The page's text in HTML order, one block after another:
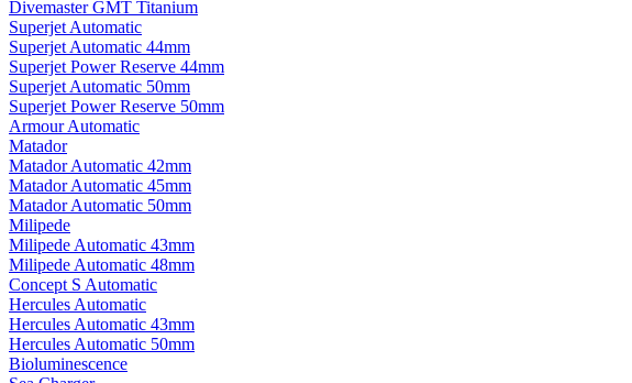
Divemaster GMT Titanium
Superjet Automatic
Superjet Automatic 44mm
Superjet Power Reserve 44mm
Superjet Automatic 50mm
Superjet Power Reserve 50mm
Armour Automatic
Matador
Matador Automatic 42mm
Matador Automatic 45mm
Matador Automatic 50mm
Milipede
Milipede Automatic 43mm
Milipede Automatic 48mm
Concept S Automatic
Hercules Automatic
Hercules Automatic 43mm
Hercules Automatic 50mm
Bioluminescence